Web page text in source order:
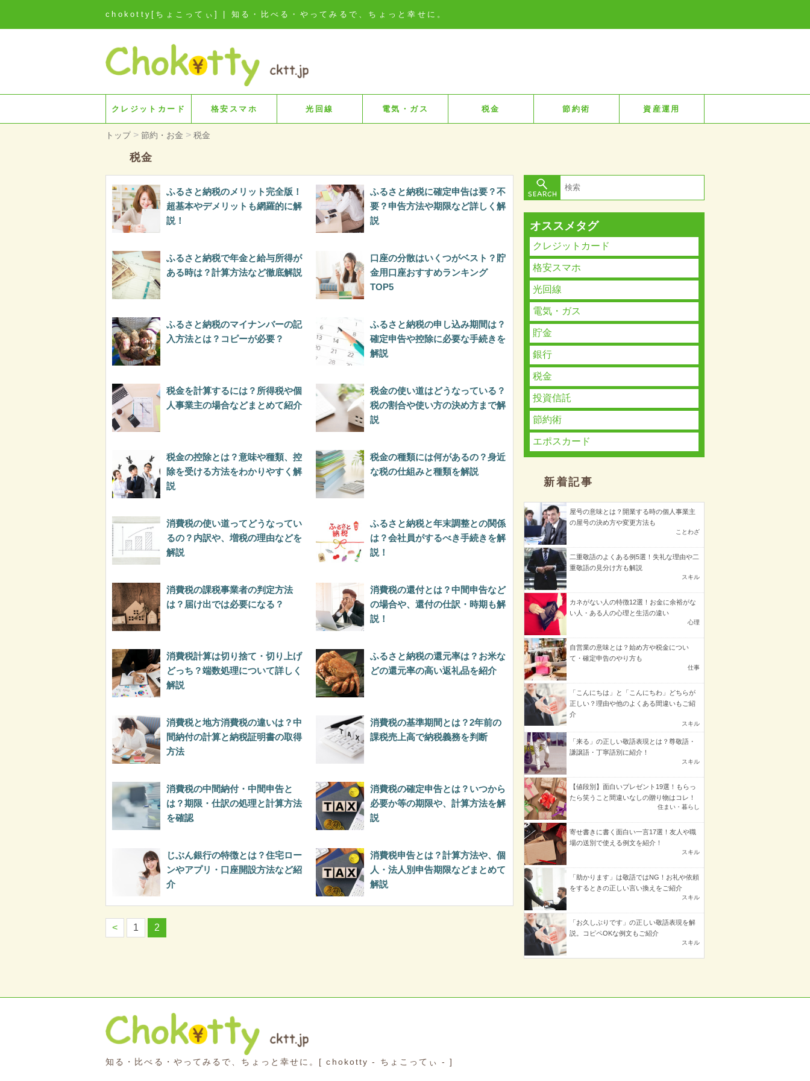
chokotty[ちょこってぃ] | 知る・比べる・やってみるで、ちょっと幸せに。
クレジットカード 格安スマホ 光回線 電気・ガス 税金 節約術 資産運用
トップ > 節約・お金 > 税金
税金
ふるさと納税のメリット完全版！
超基本やデメリットも網羅的に解
説！
ふるさと納税に確定申告は要？不
要？申告方法や期限など詳しく解
説
ふるさと納税で年金と給与所得が
ある時は？計算方法など徹底解説
口座の分散はいくつがベスト？貯
金用口座おすすめランキング
TOP5
ふるさと納税のマイナンバーの記
入方法とは？コピーが必要？
ふるさと納税の申し込み期間は？
確定申告や控除に必要な手続きを
解説
税金を計算するには？所得税や個
人事業主の場合などまとめて紹介
税金の使い道はどうなっている？
税の割合や使い方の決め方まで解
説
税金の控除とは？意味や種類、控
除を受ける方法をわかりやすく解
説
税金の種類には何があるの？身近
な税の仕組みと種類を解説
消費税の使い道ってどうなってい
るの？内訳や、増税の理由などを
解説
ふるさと納税と年末調整との関係
は？会社員がするべき手続きを解
説！
消費税の課税事業者の判定方法
は？届け出では必要になる？
消費税の還付とは？中間申告など
の場合や、還付の仕訳・時期も解
説！
消費税計算は切り捨て・切り上げ
どっち？端数処理について詳しく
解説
ふるさと納税の還元率は？お米な
どの還元率の高い返礼品を紹介
消費税と地方消費税の違いは？中
間納付の計算と納税証明書の取得
方法
消費税の基準期間とは？2年前の
課税売上高で納税義務を判断
消費税の中間納付・中間申告と
は？期限・仕訳の処理と計算方法
を確認
消費税の確定申告とは？いつから
必要か等の期限や、計算方法を解
説
じぶん銀行の特徴とは？住宅ロー
ンやアプリ・口座開設方法など紹
介
消費税申告とは？計算方法や、個
人・法人別申告期限などまとめて
解説
< 1 2
オススメタグ
クレジットカード
格安スマホ
光回線
電気・ガス
貯金
銀行
税金
投資信託
節約術
エポスカード
新着記事
屋号の意味とは？開業する時の個人事業主
の屋号の決め方や変更方法も
ことわざ
二重敬語のよくある例5選！失礼な理由や二
重敬語の見分け方も解説
スキル
カネがない人の特徴12選！お金に余裕がな
い人・ある人の心理と生活の違い
心理
自営業の意味とは？始め方や税金につい
て・確定申告のやり方も
仕事
「こんにちは」と「こんにちわ」どちらが
正しい？理由や他のよくある間違いもご紹
介
スキル
「来る」の正しい敬語表現とは？尊敬語・
謙譲語・丁寧語別に紹介！
スキル
【値段別】面白いプレゼント19選！もらっ
たら笑うこと間違いなしの贈り物はコレ！
住まい・暮らし
寄せ書きに書く面白い一言17選！友人や職
場の送別で使える例文を紹介！
スキル
「助かります」は敬語ではNG！お礼や依頼
をするときの正しい言い換えをご紹介
スキル
「お久しぶりです」の正しい敬語表現を解
説。コピペOKな例文もご紹介
スキル
知る・比べる・やってみるで、ちょっと幸せに。 [ chokotty - ちょこってぃ - ]